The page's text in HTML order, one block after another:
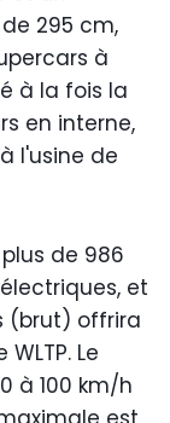
295 cm,
à
à la fois la
en interne,
l'usine de
de 986
et
(brut) offrira
Le
à 100 km/h